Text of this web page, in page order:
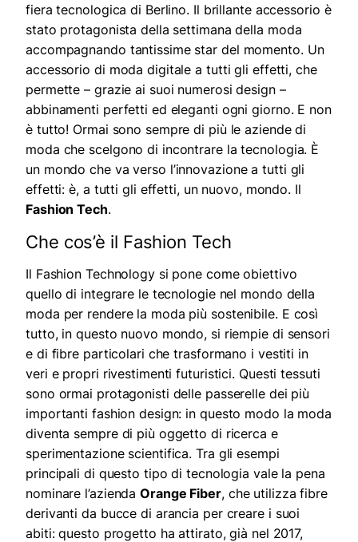
fiera tecnologica di Berlino. Il brillante accessorio è
stato protagonista della settimana della moda
accompagnando tantissime star del momento. Un
accessorio di moda digitale a tutti gli effetti, che
permette – grazie ai suoi numerosi design –
abbinamenti perfetti ed eleganti ogni giorno. E non
è tutto! Ormai sono sempre di più le aziende di
moda che scelgono di incontrare la tecnologia. È
un mondo che va verso l’innovazione a tutti gli
effetti: è, a tutti gli effetti, un nuovo, mondo. Il
Fashion Tech.
Che cos’è il Fashion Tech
Il Fashion Technology si pone come obiettivo
quello di integrare le tecnologie nel mondo della
moda per rendere la moda più sostenibile. E così
tutto, in questo nuovo mondo, si riempie di sensori
e di fibre particolari che trasformano i vestiti in
veri e propri rivestimenti futuristici. Questi tessuti
sono ormai protagonisti delle passerelle dei più
importanti fashion design: in questo modo la moda
diventa sempre di più oggetto di ricerca e
sperimentazione scientifica. Tra gli esempi
principali di questo tipo di tecnologia vale la pena
nominare l’aziendaOrange Fiber, che utilizza fibre
derivanti da bucce di arancia per creare i suoi
abiti: questo progetto ha attirato, già nel 2017,